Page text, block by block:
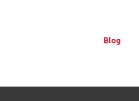
Blog
Blog